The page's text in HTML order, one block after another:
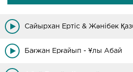
Бағжан Ерғайып - Ұлы Абай